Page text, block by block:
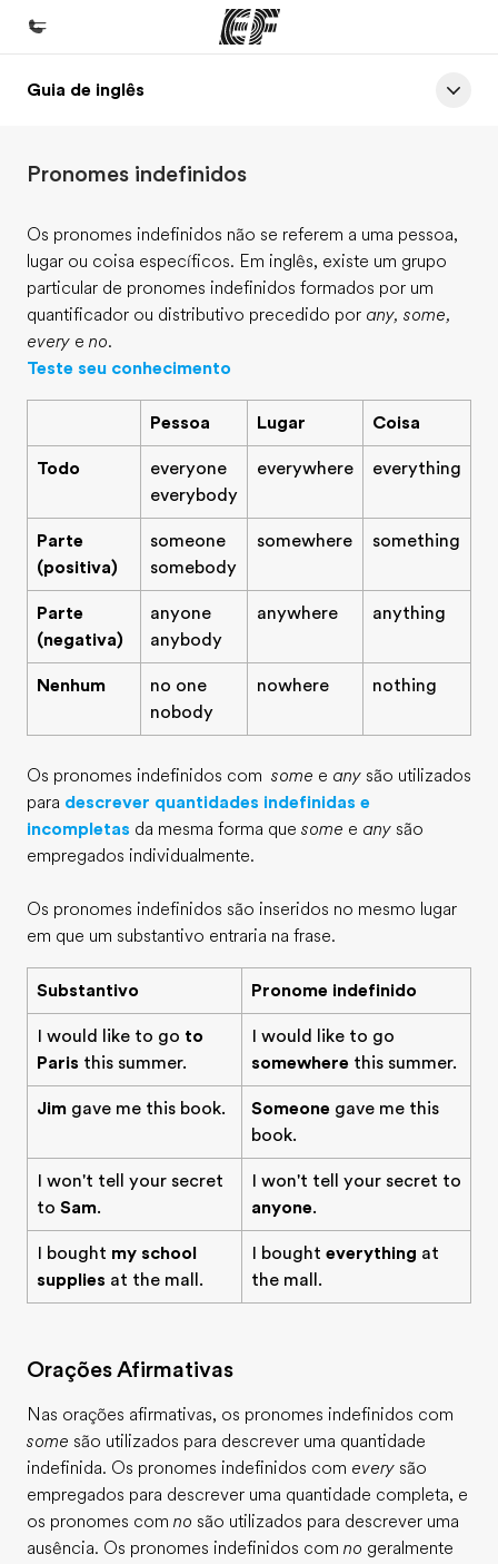
Início
Programas
Lojas
Encontre uma loja
Sobre nós
Junte-se a nós
Guia de inglês
Pronomes indefinidos
Os pronomes indefinidos não se referem a uma pessoa,
lugar ou coisa específicos. Em inglês, existe um grupo
particular de pronomes indefinidos formados por um
quantificador ou distributivo precedido por any, some,
every e no.
Teste seu conhecimento
Pessoa Lugar Coisa
Todo
everyone
everybody
everywhere everything
Parte
(positiva)
someone
somebody
somewhere something
Parte
(negativa)
anyone
anybody
anywhere anything
Nenhum
no one
nobody
nowhere nothing
Os pronomes indefinidos com some e any são utilizados
para descrever quantidades indefinidas e
incompletas da mesma forma que some e any são
empregados individualmente.
Os pronomes indefinidos são inseridos no mesmo lugar
em que um substantivo entraria na frase.
Substantivo Pronome indefinido
I would like to go to
Paris this summer.
I would like to go
somewhere this summer.
Jim gave me this book. Someone gave me this
book.
I won't tell your secret
to Sam.
I won't tell your secret to
anyone.
I bought my school
supplies at the mall.
I bought everything at
the mall.
Orações Afirmativas
Nas orações afirmativas, os pronomes indefinidos com
some são utilizados para descrever uma quantidade
indefinida. Os pronomes indefinidos com every são
empregados para descrever uma quantidade completa, e
os pronomes com no são utilizados para descrever uma
ausência. Os pronomes indefinidos com no geralmente